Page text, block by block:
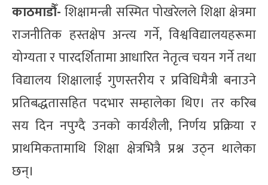
काठमाडौँ-शिक्षामन्त्री सस्मित पोखरेलले शिक्षा क्षेत्रमा
राजनीतिक हस्तक्षेप अन्त्य गर्ने, विश्वविद्यालयहरूमा
योग्यता र पारदर्शितामा आधारित नेतृत्व चयन गर्ने तथा
विद्यालय शिक्षालाई गुणस्तरीय र प्रविधिमैत्री बनाउने
प्रतिबद्धतासहित पदभार सम्हालेका थिए। तर करिब
सय दिन नपुग्दै उनको कार्यशैली, निर्णय प्रक्रिया र
प्राथमिकतामाथि शिक्षा क्षेत्रभित्रै प्रश्न उठ्न थालेका
छन्।